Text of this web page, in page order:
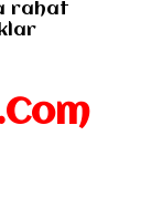
rahat